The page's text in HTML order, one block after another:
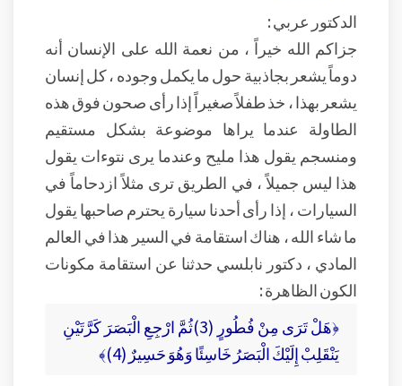
الدكتور عربي :
جزاكم الله خيراً ، من نعمة الله على الإنسان أنه
دوماً يشعر بجاذبية حول ما يكمل وجوده ، كل إنسان
يشعر بهذا ، خذ طفلاً صغيراً إذا رأى صحون فوق هذه
الطاولة عندما يراها موضوعة بشكل مستقيم
ومنسجم يقول هذا مليح وعندما يرى نتوءات يقول
هذا ليس جميلاً ، في الطريق ترى مثلاً ازدحاماً في
السيارات ، إذا رأى أحدنا سيارة يحترم صاحبها يقول
ما شاء الله ، هناك استقامة في السير هذا في العالم
المادي ، دكتور نابلسي حدثنا عن استقامة مكونات
الكون الظاهرة :
﴿هَلْ تَرَى مِنْ فُطُورٍ (3)ثُمَّ ارْجِعِ الْبَصَرَ كَرَّتَيْنِ
يَنْقَلِبْ إِلَيْكَ الْبَصَرُ خَاسِئًا وَهُوَ حَسِيرٌ (4)﴾